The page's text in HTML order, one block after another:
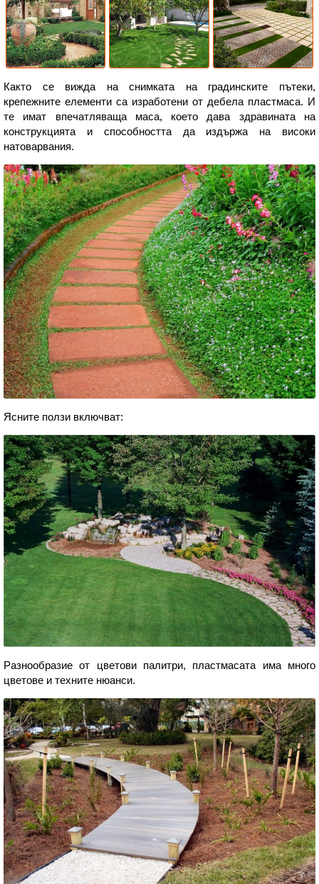
Както се вижда на снимката на градинските пътеки,
крепежните елементи са изработени от дебела пластмаса. И
те имат впечатляваща маса, което дава здравината на
конструкцията и способността да издържа на високи
натоварвания.
Ясните ползи включват:
Разнообразие от цветови палитри, пластмасата има много
цветове и техните нюанси.